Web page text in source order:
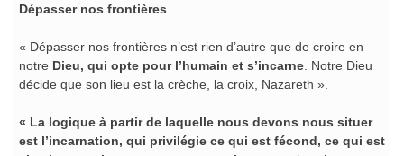
Dépasser nos frontières
« Dépasser nos frontières n’est rien d’autre que de croire en
notre Dieu, qui opte pour l’humain et s’incarne . Notre Dieu
décide que son lieu est la crèche, la croix, Nazareth ».
« La logique à partir de laquelle nous devons nous situer
est l’incarnation, qui privilégie ce qui est fécond, ce qui est